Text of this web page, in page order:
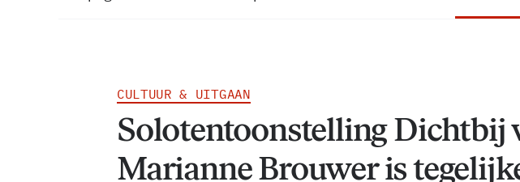
CULTUUR & UITGAAN
Solotentoonstelling Dichtbij
Marianne Brouwer is